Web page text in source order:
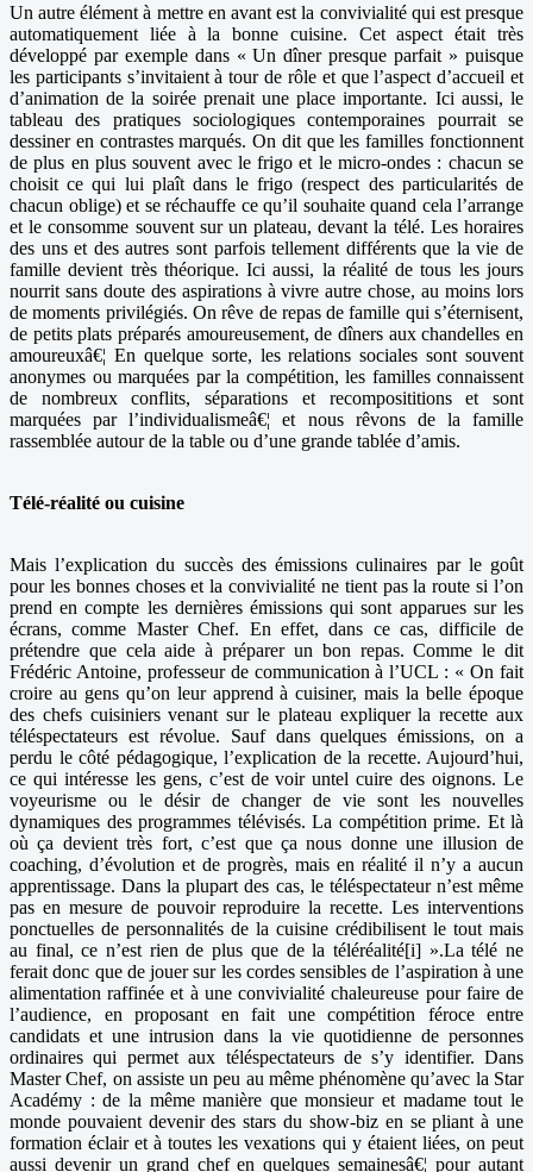
Un autre élément à mettre en avant est la convivialité qui est presque
automatiquement liée à la bonne cuisine. Cet aspect était très
développé par exemple dans « Un dîner presque parfait » puisque
les participants s’invitaient à tour de rôle et que l’aspect d’accueil et
d’animation de la soirée prenait une place importante. Ici aussi, le
tableau des pratiques sociologiques contemporaines pourrait se
dessiner en contrastes marqués. On dit que les familles fonctionnent
de plus en plus souvent avec le frigo et le micro-ondes : chacun se
choisit ce qui lui plaît dans le frigo (respect des particularités de
chacun oblige) et se réchauffe ce qu’il souhaite quand cela l’arrange
et le consomme souvent sur un plateau, devant la télé. Les horaires
des uns et des autres sont parfois tellement différents que la vie de
famille devient très théorique. Ici aussi, la réalité de tous les jours
nourrit sans doute des aspirations à vivre autre chose, au moins lors
de moments privilégiés. On rêve de repas de famille qui s’éternisent,
de petits plats préparés amoureusement, de dîners aux chandelles en
amoureuxâ€¦ En quelque sorte, les relations sociales sont souvent
anonymes ou marquées par la compétition, les familles connaissent
de nombreux conflits, séparations et recomposititions et sont
marquées par l’individualismeâ€¦ et nous rêvons de la famille
rassemblée autour de la table ou d’une grande tablée d’amis.
Télé-réalité ou cuisine
Mais l’explication du succès des émissions culinaires par le goût
pour les bonnes choses et la convivialité ne tient pas la route si l’on
prend en compte les dernières émissions qui sont apparues sur les
écrans, comme Master Chef. En effet, dans ce cas, difficile de
prétendre que cela aide à préparer un bon repas. Comme le dit
Frédéric Antoine, professeur de communication à l’UCL : « On fait
croire au gens qu’on leur apprend à cuisiner, mais la belle époque
des chefs cuisiniers venant sur le plateau expliquer la recette aux
téléspectateurs est révolue. Sauf dans quelques émissions, on a
perdu le côté pédagogique, l’explication de la recette. Aujourd’hui,
ce qui intéresse les gens, c’est de voir untel cuire des oignons. Le
voyeurisme ou le désir de changer de vie sont les nouvelles
dynamiques des programmes télévisés. La compétition prime. Et là
où ça devient très fort, c’est que ça nous donne une illusion de
coaching, d’évolution et de progrès, mais en réalité il n’y a aucun
apprentissage. Dans la plupart des cas, le téléspectateur n’est même
pas en mesure de pouvoir reproduire la recette. Les interventions
ponctuelles de personnalités de la cuisine crédibilisent le tout mais
au final, ce n’est rien de plus que de la téléréalité[i] ».La télé ne
ferait donc que de jouer sur les cordes sensibles de l’aspiration à une
alimentation raffinée et à une convivialité chaleureuse pour faire de
l’audience, en proposant en fait une compétition féroce entre
candidats et une intrusion dans la vie quotidienne de personnes
ordinaires qui permet aux téléspectateurs de s’y identifier. Dans
Master Chef, on assiste un peu au même phénomène qu’avec la Star
Académy : de la même manière que monsieur et madame tout le
monde pouvaient devenir des stars du show-biz en se pliant à une
formation éclair et à toutes les vexations qui y étaient liées, on peut
aussi devenir un grand chef en quelques semainesâ€¦ pour autant